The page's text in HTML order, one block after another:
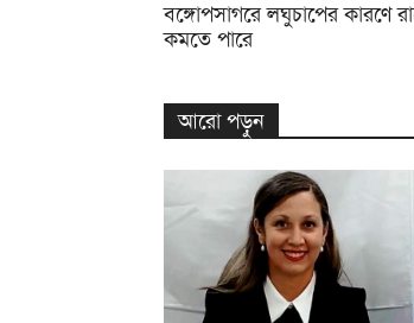
বঙ্গোপসাগরে লঘুচাপের কারণে
কমতে পারে
আরো পড়ুন